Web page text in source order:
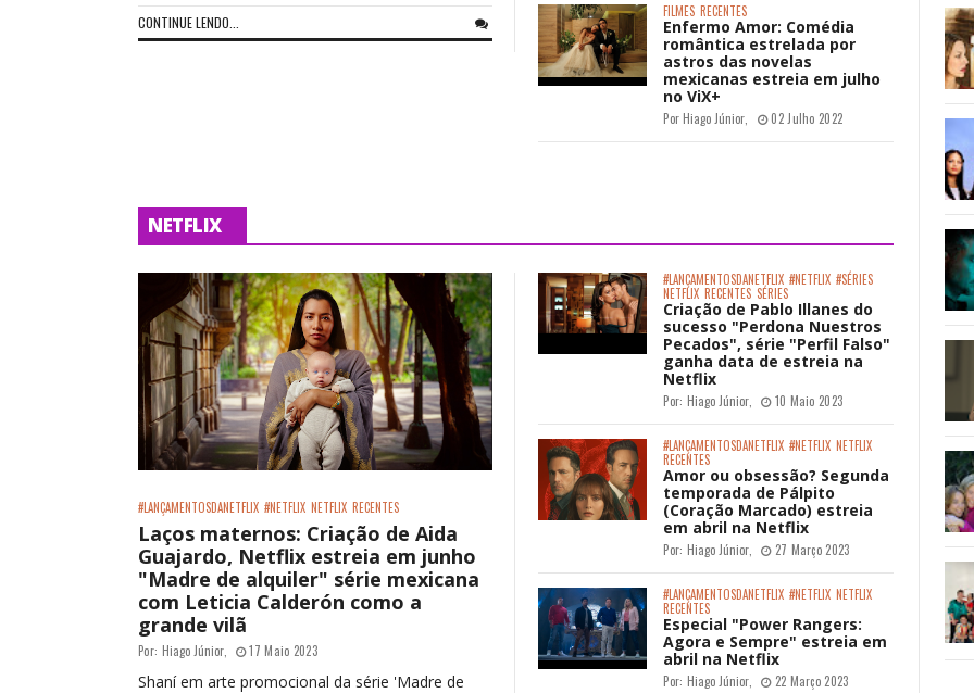
CONTINUE LENDO...
FILMES RECENTES
Enfermo Amor: Comédia
romântica estrelada por
astros das novelas
mexicanas estreia em julho
no ViX+
PorHiago Júnior 02 Julho 2022
NETFLIX
#LANÇAMENTOSDANETFLIX #NETFLIX NETFLIX RECENTES
Laços maternos: Criação de Aida
Guajardo, Netflix estreia em junho
"Madre de alquiler" série mexicana
com Leticia Calderón como a
grande vilã
Por: Hiago Júnior, 17 Maio 2023
Shaní em arte promocional da série 'Madre de
#LANÇAMENTOSDANETFLIX #NETFLIX #SÉRIES
NETFLIX RECENTES SÉRIES
Criação de Pablo Illanes do
sucesso "Perdona Nuestros
Pecados", série "Perfil Falso"
ganha data de estreia na
Netflix
Por: Hiago Júnior, 10 Maio 2023
#LANÇAMENTOSDANETFLIX #NETFLIX NETFLIX
RECENTES
Amor ou obsessão? Segunda
temporada de Pálpito
(Coração Marcado) estreia
em abril na Netflix
Por: Hiago Júnior, 27 Março 2023
#LANÇAMENTOSDANETFLIX #NETFLIX NETFLIX
RECENTES
Especial "Power Rangers:
Agora e Sempre" estreia em
abril na Netflix
Por: Hiago Júnior, 22 Março 2023